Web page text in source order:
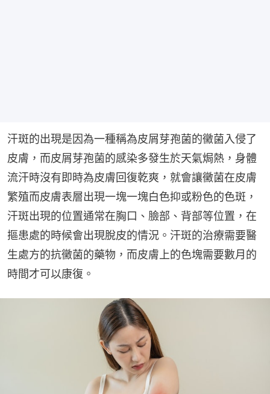
汗斑的出現是因為一種稱為皮屑芽孢菌的黴菌入侵了
皮膚，而皮屑芽孢菌的感染多發生於天氣焗熱，身體
流汗時沒有即時為皮膚回復乾爽，就會讓黴菌在皮膚
繁殖而皮膚表層出現一塊一塊白色抑或粉色的色斑，
汗斑出現的位置通常在胸口、臉部、背部等位置，在
摳患處的時候會出現脫皮的情況。汗斑的治療需要醫
生處方的抗黴菌的藥物，而皮膚上的色塊需要數月的
時間才可以康復。